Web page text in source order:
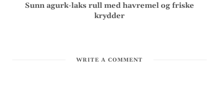
Sunn agurk-laks rull med havremel og friske
krydder
WRITE A COMMENT